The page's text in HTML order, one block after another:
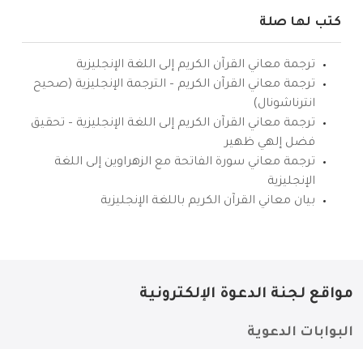
كتب لها صلة
ترجمة معاني القرآن الكريم إلى اللغة الإنجليزية
ترجمة معاني القرآن الكريم – الترجمة الإنجليزية (صحيح
انترناشونال)
ترجمة معاني القرآن الكريم إلى اللغة الإنجليزية – تحقيق
فضل إلهي ظهير
ترجمة معاني سورة الفاتحة مع الزهراوين إلى اللغة
الإنجليزية
بيان معاني القرآن الكريم باللغة الإنجليزية
مواقع لجنة الدعوة الإلكترونية
البوابات الدعوية